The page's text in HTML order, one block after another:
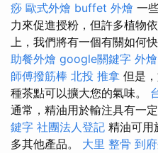
痧 歐式外燴 buffet 外燴 一
力來促進授粉，但許多植物
上，我們將有一個有關如何
助餐外燴 google關鍵字 外
師傅撥筋棒 北投 推拿 但是
種茶點可以擴大您的氣味。
通常，精油用於輸注具有一
鍵字 社團法人登記 精油可用
多其他產品。 大里 整骨 到